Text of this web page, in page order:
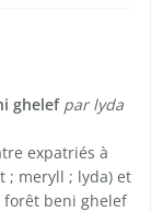
ghelef par lyda
expatriés à
; meryll ; lyda) et
forêt beni ghelef